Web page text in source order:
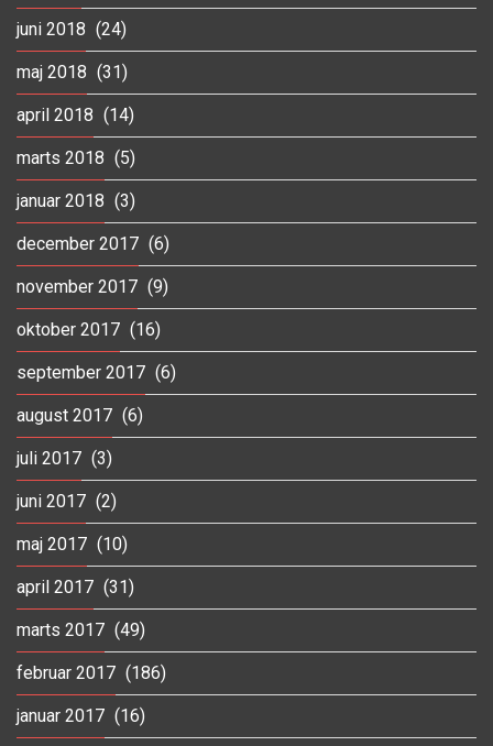
juni 2018 (24)
maj 2018 (31)
april 2018 (14)
marts 2018 (5)
januar 2018 (3)
december 2017 (6)
november 2017 (9)
oktober 2017 (16)
september 2017 (6)
august 2017 (6)
juli 2017 (3)
juni 2017 (2)
maj 2017 (10)
april 2017 (31)
marts 2017 (49)
februar 2017 (186)
januar 2017 (16)